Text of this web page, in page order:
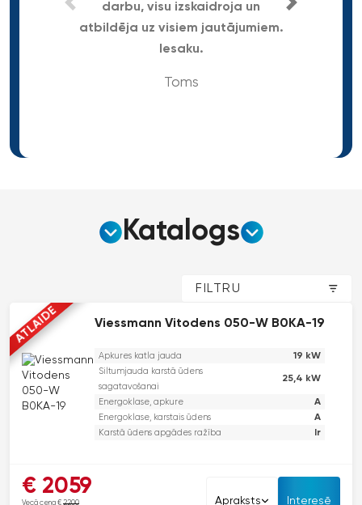
darbu, visu izskaidroja un
atbildēja uz visiem jautājumiem.
Iesaku.
Toms
Katalogs
FILTRU
Viessmann Vitodens 050-W B0KA-19
Apkures katla jauda 19 kW
Siltumjauda karstā ūdens
sagatavošanai
25,4 kW
Energoklase, apkure A
Energoklase, karstais ūdens A
Karstā ūdens apgādes ražība Ir
dizains, viegla lietošana, ekonomija un gudrās funkcijas. Kas vēl
ATLAIDE
€ 2059
Vecā cena € 2200
Apraksts Interesē